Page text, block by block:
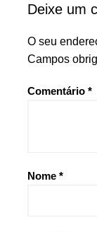
Deixe um
O seu
Campos
Comentário *
Nome *